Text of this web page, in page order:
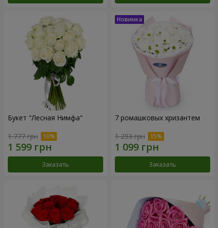
Букет "Лесная Нимфа"
1 777 грн
Заказать
7 ромашковых хризантем
1 293 грн
Заказать